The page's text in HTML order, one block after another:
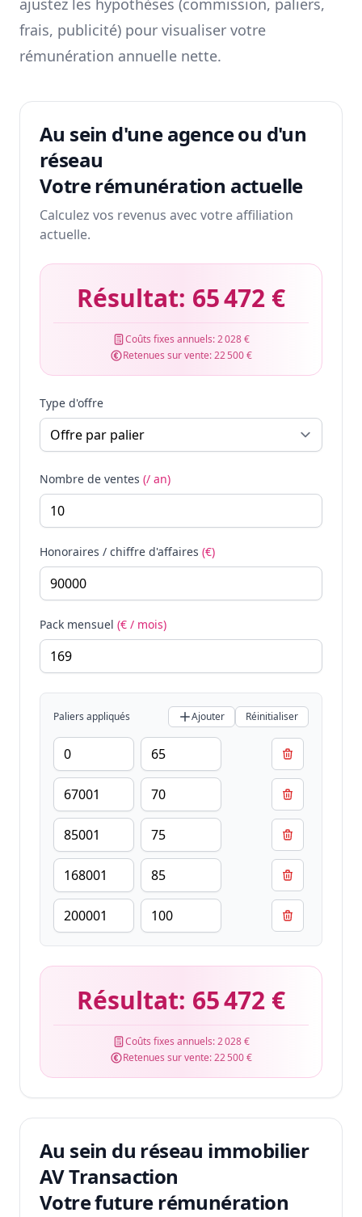
ajustez les hypothèses (commission, paliers,
frais, publicité) pour visualiser votre
rémunération annuelle nette.
Au sein d'une agence ou d'un
réseau
Votre rémunération actuelle
Calculez vos revenus avec votre affiliation
actuelle.
Résultat: 65 472 €
Coûts fixes annuels:2 028 €
Retenues sur vente:22 500 €
Type d'offre
Nombre de ventes (/ an)
Honoraires / chiffre d'affaires (€)
Pack mensuel (€ / mois)
Paliers appliqués Ajouter Réinitialiser
Résultat: 65 472 €
Coûts fixes annuels:2 028 €
Retenues sur vente:22 500 €
Au sein du réseau immobilier
AV Transaction
Votre future rémunération